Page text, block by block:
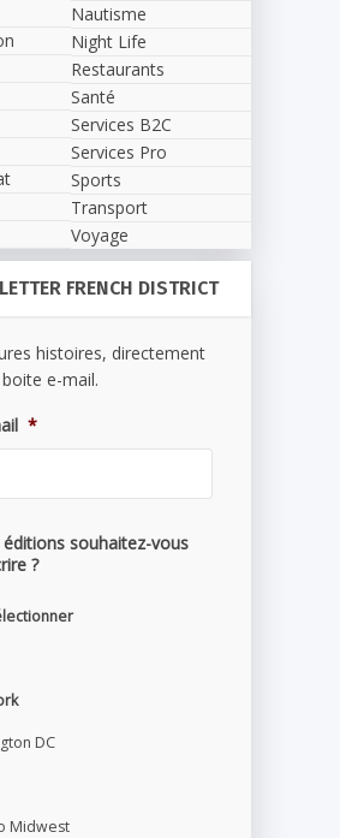
Nautisme
Night Life
Restaurants
Santé
Services B2C
Services Pro
Sports
Transport
Voyage
FRENCH DISTRICT
histoires, directement
e-mail.
*
éditions souhaitez-vous
?
DC
Midwest